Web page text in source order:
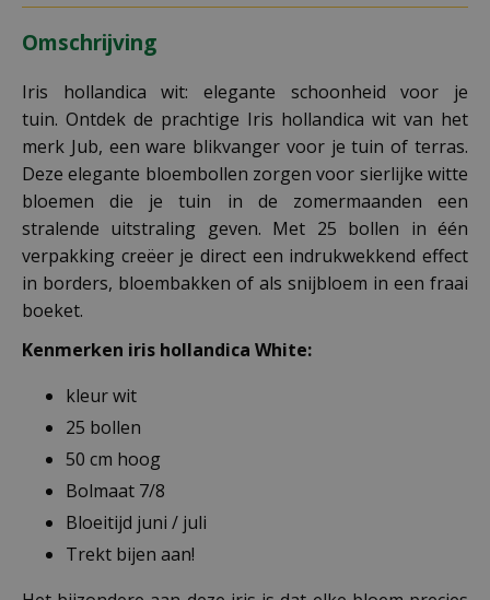
Omschrijving
Iris hollandica wit: elegante schoonheid voor je
tuin. Ontdek de prachtige Iris hollandica wit van het
merk Jub, een ware blikvanger voor je tuin of terras.
Deze elegante bloembollen zorgen voor sierlijke witte
bloemen die je tuin in de zomermaanden een
stralende uitstraling geven. Met 25 bollen in één
verpakking creëer je direct een indrukwekkend effect
in borders, bloembakken of als snijbloem in een fraai
boeket.
Kenmerken iris hollandica White:
kleur wit
25 bollen
50 cm hoog
Bolmaat 7/8
Bloeitijd juni / juli
Trekt bijen aan!